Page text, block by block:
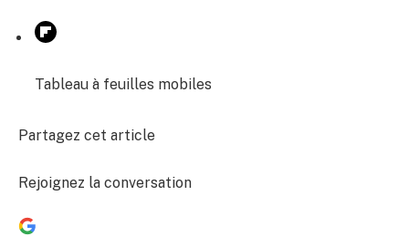
Tableau à feuilles mobiles
Partagez cet article
Rejoignez la conversation